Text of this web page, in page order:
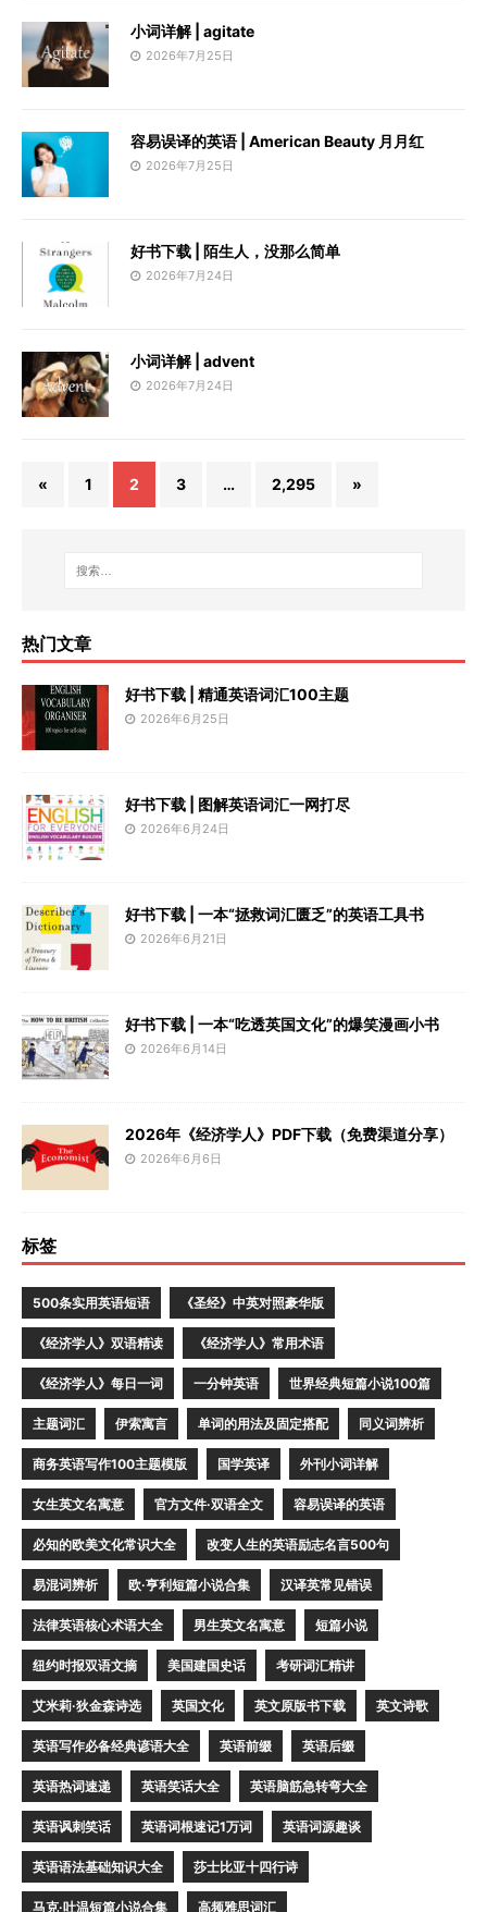
小词详解 | agitate
2026年7月25日
容易误译的英语 | American Beauty 月月红
2026年7月25日
好书下载 | 陌生人，没那么简单
2026年7月24日
小词详解 | advent
2026年7月24日
« 1 2 3 … 2,295 »
热门文章
好书下载 | 精通英语词汇100主题
2026年6月25日
好书下载 | 图解英语词汇一网打尽
2026年6月24日
好书下载 | 一本“拯救词汇匮乏”的英语工具书
2026年6月21日
好书下载 | 一本“吃透英国文化”的爆笑漫画小书
2026年6月14日
2026年《经济学人》PDF下载（免费渠道分享）
2026年6月6日
标签
500条实用英语短语 《圣经》中英对照豪华版
《经济学人》双语精读 《经济学人》常用术语
《经济学人》每日一词 一分钟英语 世界经典短篇小说100篇
主题词汇 伊索寓言 单词的用法及固定搭配 同义词辨析
商务英语写作100主题模版 国学英译 外刊小词详解
女生英文名寓意 官方文件·双语全文 容易误译的英语
必知的欧美文化常识大全 改变人生的英语励志名言500句
易混词辨析 欧·亨利短篇小说合集 汉译英常见错误
法律英语核心术语大全 男生英文名寓意 短篇小说
纽约时报双语文摘 美国建国史话 考研词汇精讲
艾米莉·狄金森诗选 英国文化 英文原版书下载 英文诗歌
英语写作必备经典谚语大全 英语前缀 英语后缀
英语热词速递 英语笑话大全 英语脑筋急转弯大全
英语讽刺笑话 英语词根速记1万词 英语词源趣谈
英语语法基础知识大全 莎士比亚十四行诗
马克·吐温短篇小说合集 高频雅思词汇